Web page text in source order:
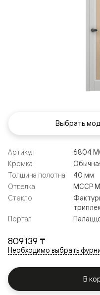
809 139 ₸
Необходимо выбрать
В
Артикул
6804
Кромка
Толщина полотна
40 мм
Отделка
МССР
Стекло
Портал
Выбрать